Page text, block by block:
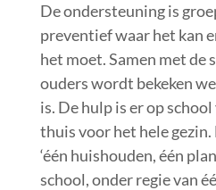
De ondersteuning is
preventief waar het kan
het moet. Samen met de
ouders wordt bekeken
is. De hulp is er op
thuis voor het hele
‘één huishouden, één
school, onder regie van